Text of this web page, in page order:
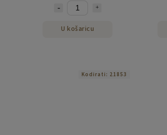
U košaricu
Kodirati: 21853